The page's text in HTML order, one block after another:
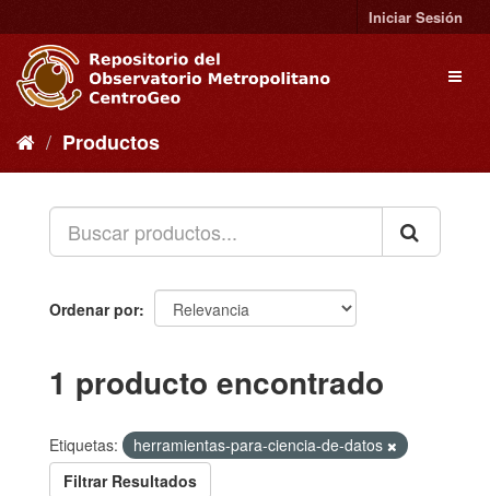
al
contenido
Iniciar Sesión
Productos
Ordenar por
1 producto encontrado
Etiquetas:
herramientas-para-ciencia-de-datos
Filtrar Resultados